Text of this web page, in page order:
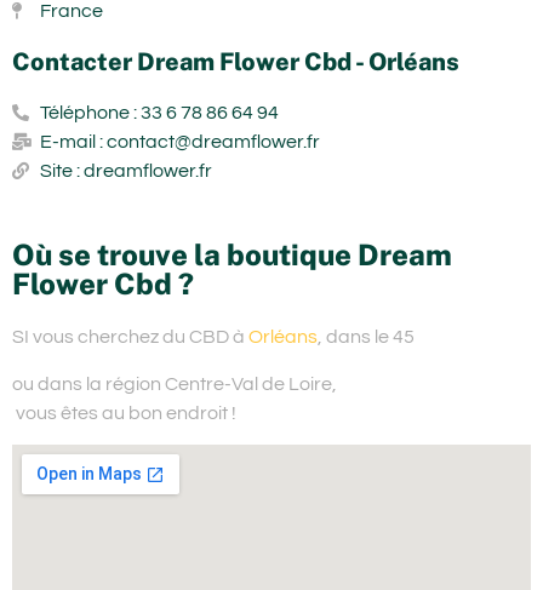
France
Contacter Dream Flower Cbd - Orléans
Téléphone : 33 6 78 86 64 94
E-mail : contact@dreamflower.fr
Site : dreamflower.fr
Où se trouve la boutique Dream
Flower Cbd ?
SI vous cherchez du CBD à Orléans , dans le 45
ou dans la région Centre-Val de Loire,
vous êtes au bon endroit !